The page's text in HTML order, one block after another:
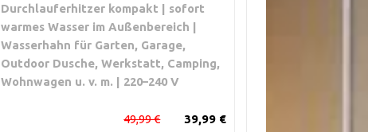
Durchlauferhitzer kompakt | sofort
warmes Wasser im Außenbereich |
Wasserhahn für Garten, Garage,
Outdoor Dusche, Werkstatt, Camping,
Wohnwagen u. v. m. | 220–240 V
39,99 €
49,99 €